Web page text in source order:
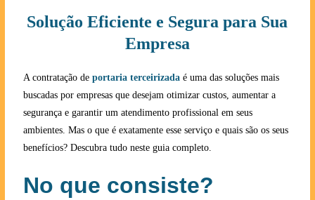
Solução Eficiente e Segura para Sua
Empresa
A contratação de portaria terceirizadaé uma das soluções mais
buscadas por empresas que desejam otimizar custos, aumentar a
segurança e garantir um atendimento profissional em seus
ambientes. Mas o que é exatamente esse serviço e quais são os seus
benefícios? Descubra tudo neste guia completo.
No que consiste?